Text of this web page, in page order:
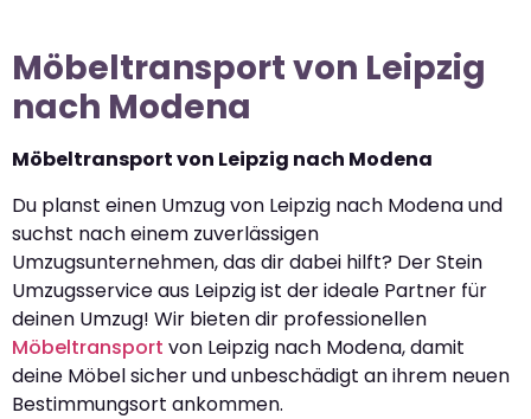
Möbeltransport von Leipzig
nach Modena
Möbeltransport von Leipzig nach Modena
Du planst einen Umzug von Leipzig nach Modena und
suchst nach einem zuverlässigen
Umzugsunternehmen, das dir dabei hilft? Der Stein
Umzugsservice aus Leipzig ist der ideale Partner für
deinen Umzug! Wir bieten dir professionellen
Möbeltransport von Leipzig nach Modena, damit
deine Möbel sicher und unbeschädigt an ihrem neuen
Bestimmungsort ankommen.